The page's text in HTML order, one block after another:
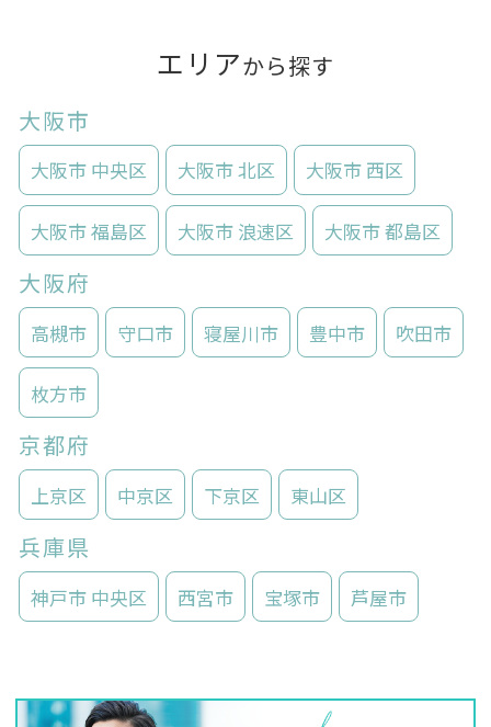
エリアから探す
大阪市
大阪市 中央区 大阪市 北区 大阪市 西区
大阪市 福島区 大阪市 浪速区 大阪市 都島区
大阪府
高槻市 守口市 寝屋川市 豊中市 吹田市
枚方市
京都府
上京区 中京区 下京区 東山区
兵庫県
神戸市 中央区 西宮市 宝塚市 芦屋市